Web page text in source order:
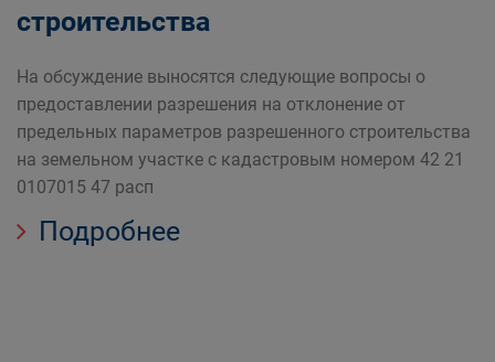
строительства
На обсуждение выносятся следующие вопросы о
предоставлении разрешения на отклонение от
предельных параметров разрешенного строительства
на земельном участке с кадастровым номером 42 21
0107015 47 расп
Подробнее